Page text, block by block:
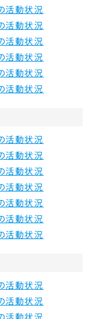
活動状況
活動状況
活動状況
活動状況
活動状況
活動状況
活動状況
活動状況
活動状況
活動状況
活動状況
活動状況
活動状況
活動状況
活動状況
活動状況